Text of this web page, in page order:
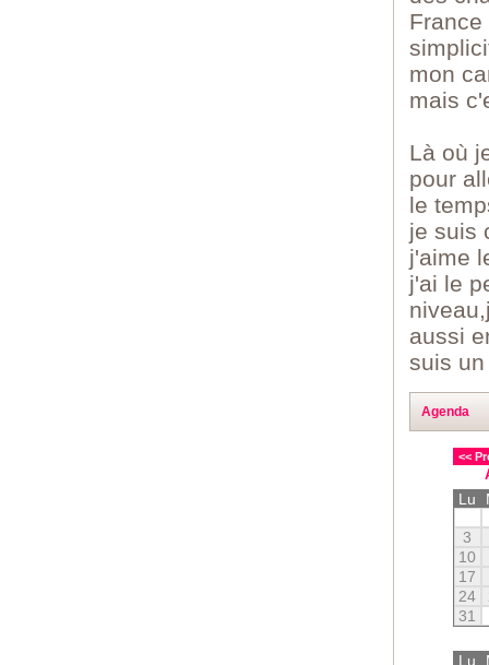
mon
mais
Là où
pour
le
je suis
j'aime
j'ai le
aussi
suis
Agenda
<<
Lu
3
10
17
24
31
Lu